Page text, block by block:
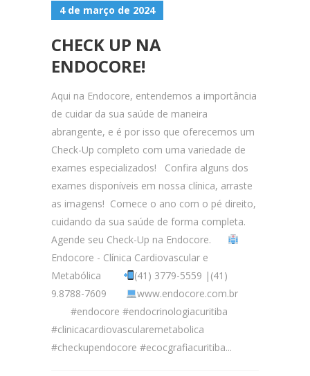
4 de março de 2024
CHECK UP NA
ENDOCORE!
Aqui na Endocore, entendemos a importância
de cuidar da sua saúde de maneira
abrangente, e é por isso que oferecemos um
Check-Up completo com uma variedade de
exames especializados! Confira alguns dos
exames disponíveis em nossa clínica, arraste
as imagens! Comece o ano com o pé direito,
cuidando da sua saúde de forma completa.
Agende seu Check-Up na Endocore.
Endocore - Clínica Cardiovascular e
Metabólica
(41) 3779-5559 |(41)
9.8788-7609
www.endocore.com.br
#endocore #endocrinologiacuritiba
#clinicacardiovascularemetabolica
#checkupendocore #ecocgrafiacuritiba...